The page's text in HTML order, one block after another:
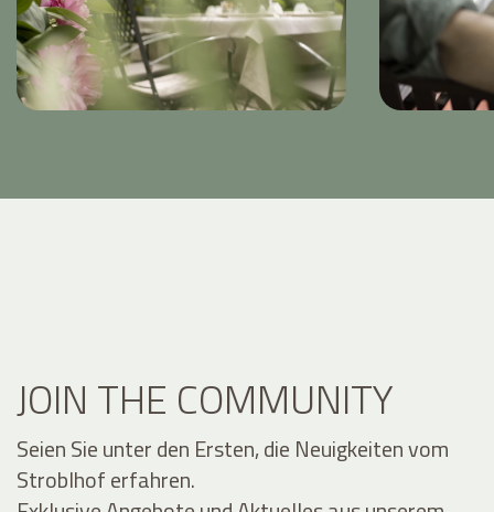
JOIN THE COMMUNITY
Seien Sie unter den Ersten, die Neuigkeiten vom
Stroblhof erfahren.